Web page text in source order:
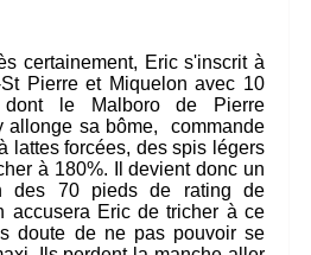
certainement, Eric s'inscrit à
Pierre et Miquelon avec 10
dont le Malboro de Pierre
allonge sa bôme, commande
lattes forcées, des spis légers
à 180%. Il devient donc un
des 70 pieds de rating de
accusera Eric de tricher à ce
doute de ne pas pouvoir se